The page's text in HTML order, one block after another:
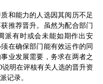
和能力的人选因其阅历不足
推荐晋升。虽然为配合部门
派有时或会未能如期作出安
在确保部门能有效运作的同
业发展需要，务求在两者之
明在评核有关人选的晋升资
记录。